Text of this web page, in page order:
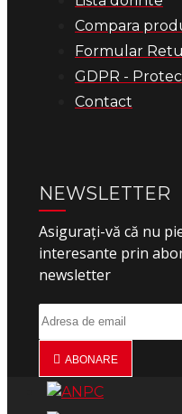
Compara
Formular
GDPR -
Contact
NEWSLETTER
Asigurați-vă că nu
interesante prin
newsletter
ABONARE